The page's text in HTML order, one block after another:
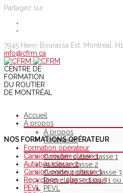
Partagez sur
7945 Henri Bourassa Est, Montréal,
info@cfrm.ca
CENTRE DE
FORMATION
DU ROUTIER
DE MONTRÉAL
Accueil
À propos
À propos
Partenaires
Formation opérateur
Camion routier classe 1
Autobus classe 2
Camion porteur classe 3
Recyclage – classe 1 ou
PEVL
NOS FORMATIONS OPÉRATEUR
Camion routier classe 1
Autobus classe 2
Camion porteur classe 3
Recyclage – classe 1 ou 3
PEVL